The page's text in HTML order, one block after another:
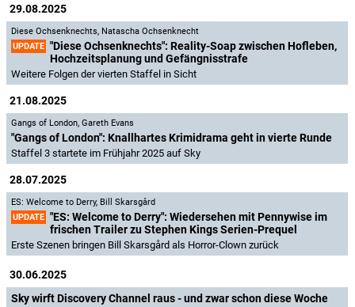
29.08.2025
Diese Ochsenknechts, Natascha Ochsenknecht
UPDATE "Diese Ochsenknechts": Reality-Soap zwischen Hofleben,
Hochzeitsplanung und Gefängnisstrafe
Weitere Folgen der vierten Staffel in Sicht
21.08.2025
Gangs of London, Gareth Evans
"Gangs of London": Knallhartes Krimidrama geht in vierte Runde
Staffel 3 startete im Frühjahr 2025 auf Sky
28.07.2025
ES: Welcome to Derry, Bill Skarsgård
UPDATE "ES: Welcome to Derry": Wiedersehen mit Pennywise im
frischen Trailer zu Stephen Kings Serien-Prequel
Erste Szenen bringen Bill Skarsgård als Horror-Clown zurück
30.06.2025
Sky wirft Discovery Channel raus - und zwar schon diese Woche